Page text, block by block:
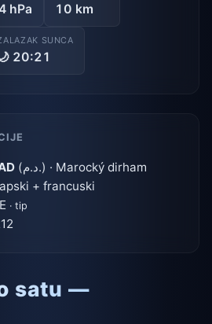
hPa 10 km
SUNCA
20:21
(د.م.) · Marocký dirham
+ francuski
· tip
satu —